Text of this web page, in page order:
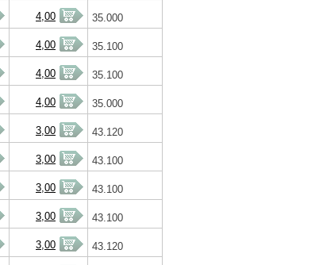
4,00 35.000
4,00 35.100
4,00 35.100
4,00 35.000
3,00 43.120
3,00 43.100
3,00 43.100
3,00 43.100
3,00 43.120